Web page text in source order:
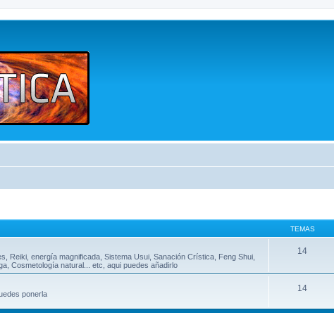
TEMAS
Reiki, energía magnificada, Sistema Usui, Sanación Crística, Feng Shui,
Cosmetología natural... etc, aqui puedes añadirlo
14
ponerla
14